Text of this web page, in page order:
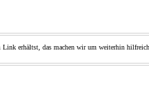
erhältst, das machen wir um weiterhin